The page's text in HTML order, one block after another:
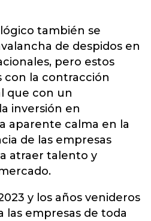
también se
de despidos en
pero estos
con la contracción
que con un
inversión en
aparente calma en la
de las empresas
atraer talento y
y los años venideros
las empresas de toda